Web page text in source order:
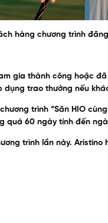
hàng chương trình
gia thành công hoặc
dụng trao thưởng nếu
trình “Săn HIO
quá 60 ngày tính đến
trình lần này.